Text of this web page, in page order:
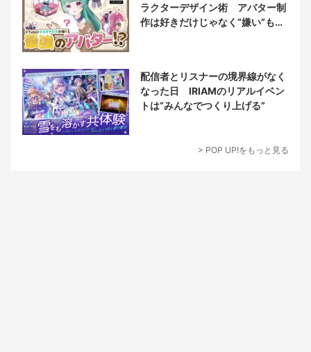
ラクターデザイン術 アバター制
作は好きだけじゃなく“嫌い”もブ
配信者とリスナーの境界線がなく
なった日 IRIAMのリアルイベン
トは“みんなでつくり上げる”
> POP UP!をもっと見る